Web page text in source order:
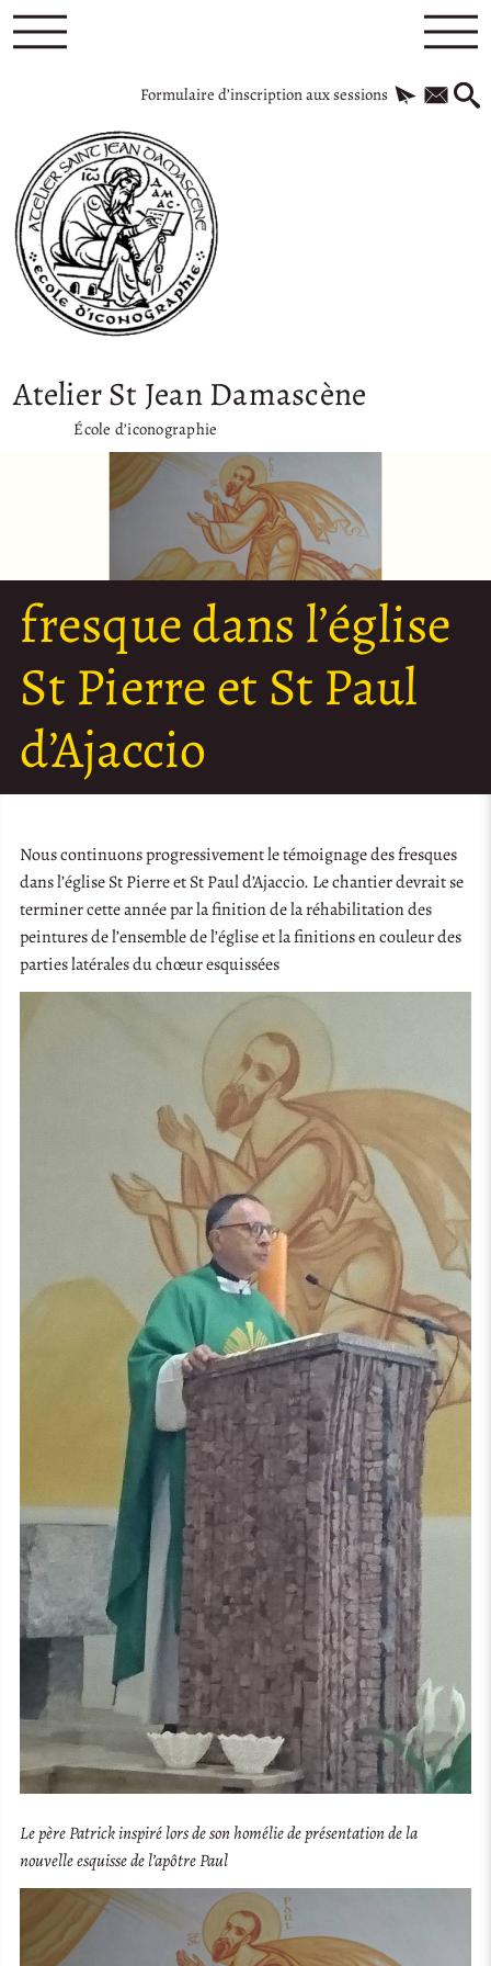
Formulaire d’inscription aux sessions
Atelier St Jean Damascène
École d’iconographie
fresque dans l’église
St Pierre et St Paul
d’Ajaccio
Nous continuons progressivement le témoignage des fresques
dans l’église St Pierre et St Paul d’Ajaccio. Le chantier devrait se
terminer cette année par la finition de la réhabilitation des
peintures de l’ensemble de l’église et la finitions en couleur des
parties latérales du chœur esquissées
Le père Patrick inspiré lors de son homélie de présentation de la
nouvelle esquisse de l’apôtre Paul